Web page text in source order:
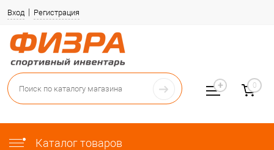
Вход Регистрация
Каталог товаров
0